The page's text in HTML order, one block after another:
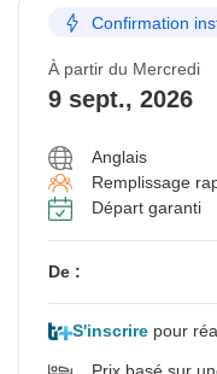
Confirmation
À partir du Mercredi
9 sept., 2026
Anglais
Remplissage
Départ garanti
De :
S'inscrire pour